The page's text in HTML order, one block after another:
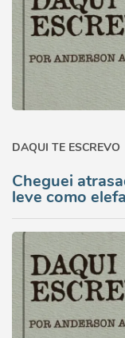
DAQUI TE ESCREVO
Cheguei
leve como